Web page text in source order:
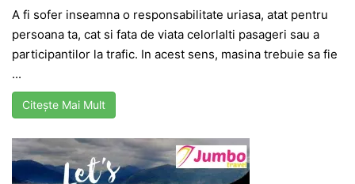
A fi sofer inseamna o responsabilitate uriasa, atat pentru
persoana ta, cat si fata de viata celorlalti pasageri sau a
participantilor la trafic. In acest sens, masina trebuie sa fie
...
Citește Mai Mult